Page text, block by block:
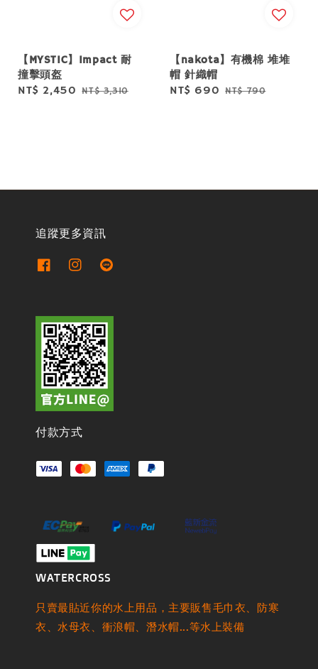
【MYSTIC】Impact 耐
撞擊頭盔
Sale
NT$ 2,450 Regular
NT$ 3,310
【nakota】有機棉 堆堆
帽 針織帽
Sale
NT$ 690 Regular
NT$ 790
追蹤更多資訊
付款方式
WATERCROSS
只賣最貼近你的水上用品，主要販售毛巾衣、防寒
衣、水母衣、衝浪帽、潛水帽...等水上裝備